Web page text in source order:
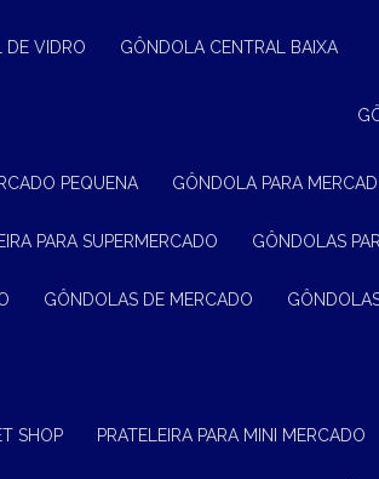
DE VIDRO GÔNDOLA CENTRAL BAIXA
PEQUENA GÔNDOLA PARA
PARA SUPERMERCADO GÔNDOLAS
GÔNDOLAS DE MERCADO
SHOP PRATELEIRA PARA MINI MERCADO